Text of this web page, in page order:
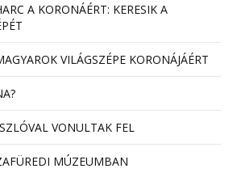
A KORONÁÉRT: KERESIK A
VILÁGSZÉPE KORONÁJÁÉRT
VONULTAK FEL
MÚZEUMBAN